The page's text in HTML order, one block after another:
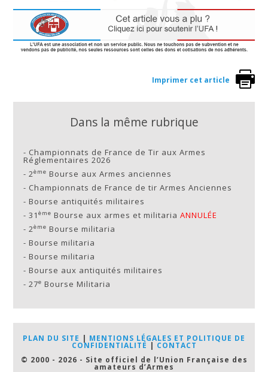
Imprimer cet article
Dans la même rubrique
- Championnats de France de Tir aux Armes
Réglementaires 2026
-2ème Bourse aux Armes anciennes
- Championnats de France de tir Armes Anciennes
-Bourse antiquités militaires
-31ème Bourse aux armes et militariaANNULÉE
-2ème Bourse militaria
-Bourse militaria
-Bourse militaria
-Bourse aux antiquités militaires
-27e Bourse Militaria
PLAN DU SITE | MENTIONS LÉGALES ET POLITIQUE DE
CONFIDENTIALITÉ | CONTACT
© 2000 - 2026 - Site officiel de l’Union Française des
amateurs d’Armes